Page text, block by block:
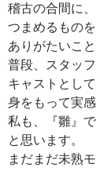
稽古の合間に
つまめるもの
ありがたいこと
普段、スタッ
キャストとし
身をもって実
私も、『雛』
と思います。
まだまだ未熟